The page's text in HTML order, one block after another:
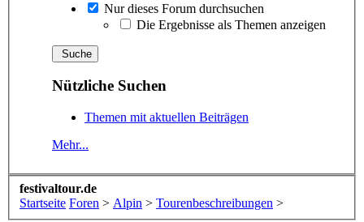
Nur dieses Forum durchsuchen
Die Ergebnisse als Themen anzeigen
Nützliche Suchen
Themen mit aktuellen Beiträgen
Mehr...
festivaltour.de
Startseite Foren > Alpin > Tourenbeschreibungen >